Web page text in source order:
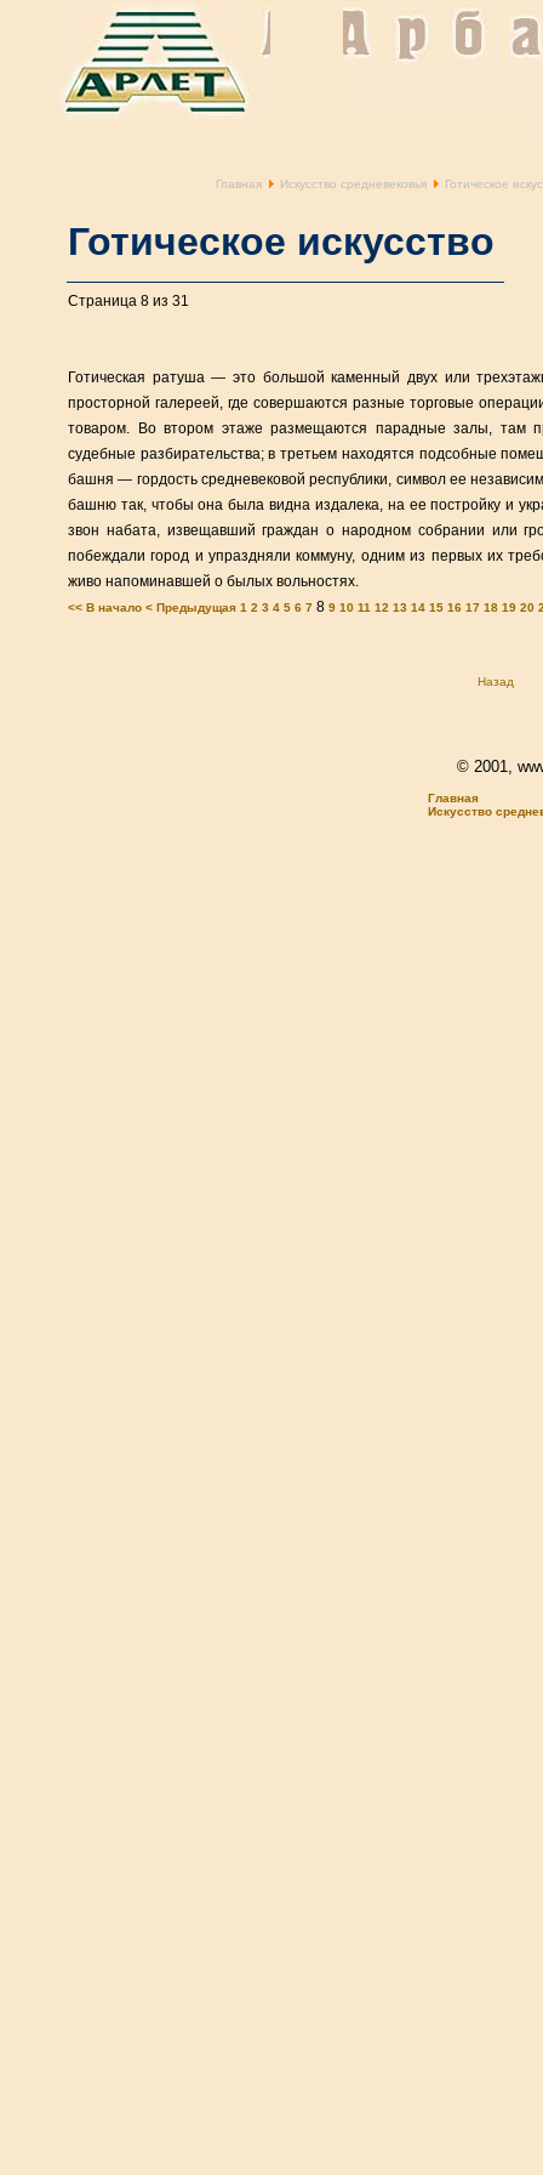
Главная Искусство средневековья Готическое
Готическое искусство
Страница 8 из 31
Готическая ратуша — это большой каменный двух или
просторной галереей, где совершаются разные торговые
товаром. Во втором этаже размещаются парадные залы, там
судебные разбирательства; в третьем находятся подсобные
башня — гордость средневековой республики, символ ее
башню так, чтобы она была видна издалека, на ее постройку и
звон набата, извещавший граждан о народном собрании или
побеждали город и упраздняли коммуну, одним из первых их
живо напоминавшей о былых вольностях.
<< В начало < Предыдущая 1 2 3 4 5 6 7 8 9 10 11 12 13 14 15 16 17 18 19 20
Назад
© 2001,
Главная
Искусство